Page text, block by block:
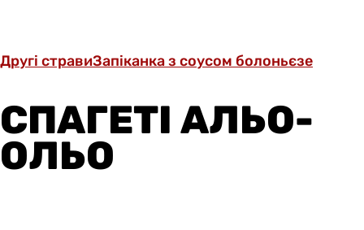
Другі стравиЗапіканка з соусом болоньєзе
СПАГЕТІ АЛЬО-
ОЛЬО